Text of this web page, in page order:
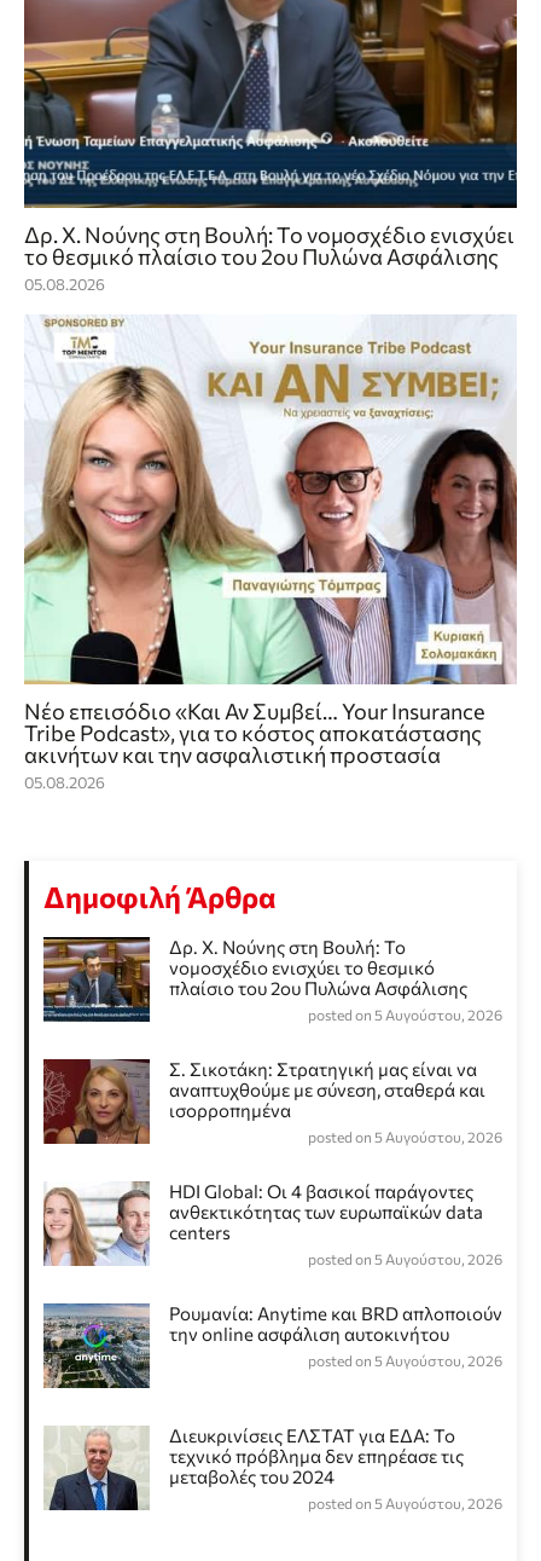
Δρ. Χ. Νούνης στη Βουλή: Το νομοσχέδιο ενισχύει
το θεσμικό πλαίσιο του 2ου Πυλώνα Ασφάλισης
05.08.2026
Νέο επεισόδιο «Και Αν Συμβεί… Your Insurance
Tribe Podcast», για το κόστος αποκατάστασης
ακινήτων και την ασφαλιστική προστασία
05.08.2026
Δημοφιλή Άρθρα
Δρ. Χ. Νούνης στη Βουλή: Το
νομοσχέδιο ενισχύει το θεσμικό
πλαίσιο του 2ου Πυλώνα Ασφάλισης
posted on 5 Αυγούστου, 2026
Σ. Σικοτάκη: Στρατηγική μας είναι να
αναπτυχθούμε με σύνεση, σταθερά και
ισορροπημένα
posted on 5 Αυγούστου, 2026
HDI Global: Οι 4 βασικοί παράγοντες
ανθεκτικότητας των ευρωπαϊκών data
centers
posted on 5 Αυγούστου, 2026
Ρουμανία: Anytime και BRD απλοποιούν
την online ασφάλιση αυτοκινήτου
posted on 5 Αυγούστου, 2026
Διευκρινίσεις ΕΛΣΤΑΤ για ΕΔΑ: Το
τεχνικό πρόβλημα δεν επηρέασε τις
μεταβολές του 2024
posted on 5 Αυγούστου, 2026